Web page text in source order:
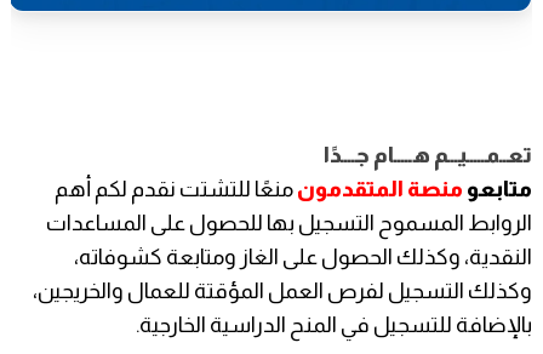
تعــمـــــيـــم هـــــام جــــدًا
متابعو منصة المتقدمون منعًا للتشتت نقدم لكم أهم
الروابط المسموح التسجيل بها للحصول على المساعدات
النقدية، وكذلك الحصول على الغاز ومتابعة كشوفاته،
وكذلك التسجيل لفرص العمل المؤقتة للعمال والخريجين،
بالإضافة للتسجيل في المنح الدراسية الخارجية.